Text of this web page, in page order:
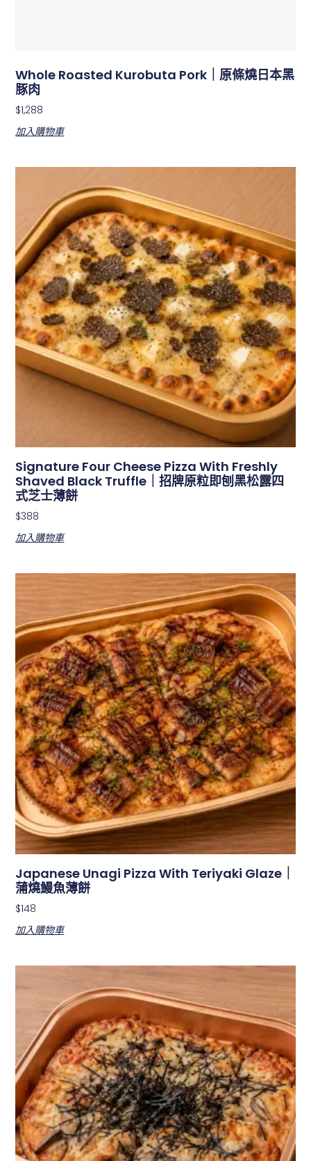
Whole Roasted Kurobuta Pork｜原條燒日本黑
豚肉
$1,288
加入購物車
Signature Four Cheese Pizza With Freshly
Shaved Black Truffle｜招牌原粒即刨黑松露四
式芝士薄餅
$388
加入購物車
Japanese Unagi Pizza With Teriyaki Glaze｜
蒲燒鰻魚薄餅
$148
加入購物車